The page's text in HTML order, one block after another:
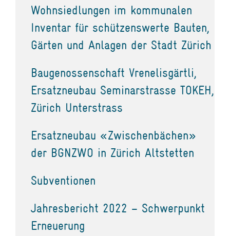
Wohnsiedlungen im kommunalen
Inventar für schützenswerte Bauten,
Gärten und Anlagen der Stadt Zürich
Baugenossenschaft Vrenelisgärtli,
Ersatzneubau Seminarstrasse TOKEH,
Zürich Unterstrass
Ersatzneubau «Zwischenbächen»
der BGNZWO in Zürich Altstetten
Subventionen
Jahresbericht 2022 – Schwerpunkt
Erneuerung